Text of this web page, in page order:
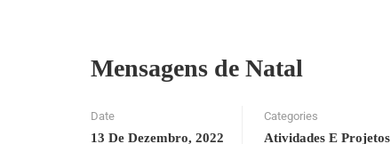
Mensagens de Natal
Date
13 De Dezembro, 2022
Categories
Atividades E Projetos